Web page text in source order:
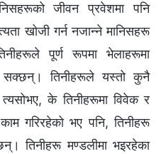
जीवन प्रवेशमा पनि
खोजी गर्न नजान्ने मानिसहरू
पूर्ण रूपमा भेलाहरूमा
सक्छन्। तिनीहरूले यस्तो कुनै
के तिनीहरूमा विवेक र
गरिरहेको भए पनि, तिनीहरू
तिनीहरू मण्डलीमा भइरहेका